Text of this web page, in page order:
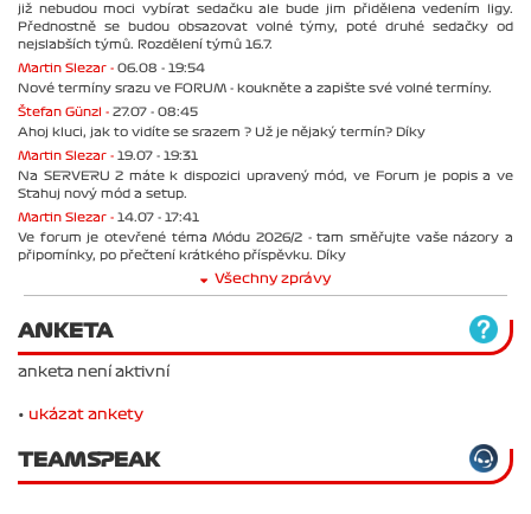
již nebudou moci vybírat sedačku ale bude jim přidělena vedením ligy.
Přednostně se budou obsazovat volné týmy, poté druhé sedačky od
nejslabších týmů. Rozdělení týmů 16.7.
Martin Slezar - 06.08 - 19:54
Nové termíny srazu ve FORUM - koukněte a zapište své volné termíny.
Štefan Günzl - 27.07 - 08:45
Ahoj kluci, jak to vidíte se srazem ? Už je nějaký termín? Díky
Martin Slezar - 19.07 - 19:31
Na SERVERU 2 máte k dispozici upravený mód, ve Forum je popis a ve
Stahuj nový mód a setup.
Martin Slezar - 14.07 - 17:41
Ve forum je otevřené téma Módu 2026/2 - tam směřujte vaše názory a
připomínky, po přečtení krátkého příspěvku. Díky
Všechny zprávy
ANKETA
anketa není aktivní
• ukázat ankety
TEAMSPEAK